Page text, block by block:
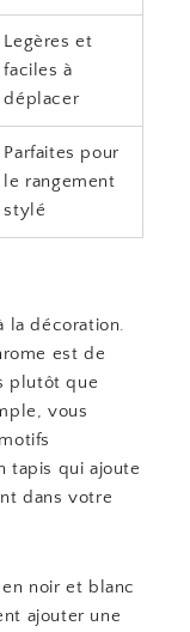
Legères et
faciles à
déplacer
Parfaites pour
le rangement
stylé
la décoration.
est de
plutôt que
vous
tapis qui ajoute
dans votre
noir et blanc
ajouter une